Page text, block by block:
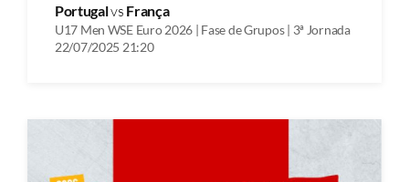
Portugalvs França
U17 Men WSE Euro 2026 | Fase de Grupos | 3ª Jornada
22/07/2025 21:20